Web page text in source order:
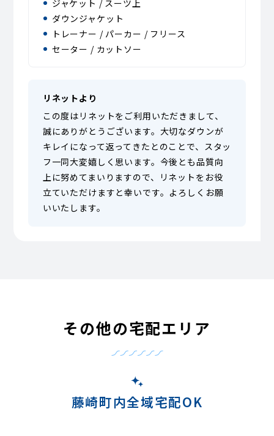
ジャケット / スーツ上
ダウンジャケット
トレーナー / パーカー / フリース
セーター / カットソー
リネットより
この度はリネットをご利用いただきまして、
誠にありがとうございます。大切なダウンが
キレイになって返ってきたとのことで、スタッ
フ一同大変嬉しく思います。今後とも品質向
上に努めてまいりますので、リネットをお役
立ていただけますと幸いです。よろしくお願
いいたします。
その他の宅配エリア
藤崎町内全域宅配OK